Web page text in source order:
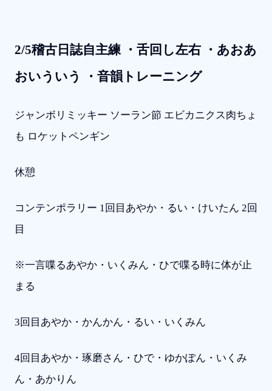
2/5稽古日誌自主練 ・舌回し左右 ・あおあ
おいういう ・音韻トレーニング
ジャンボリミッキー ソーラン節 エビカニクス肉ちょ
も ロケットペンギン
休憩
コンテンポラリー 1回目あやか・るい・けいたん 2回
目
※一言喋るあやか・いくみん・ひで喋る時に体が止
まる
3回目あやか・かんかん・るい・いくみん
4回目あやか・琢磨さん・ひで・ゆかぽん・いくみ
ん・あかりん